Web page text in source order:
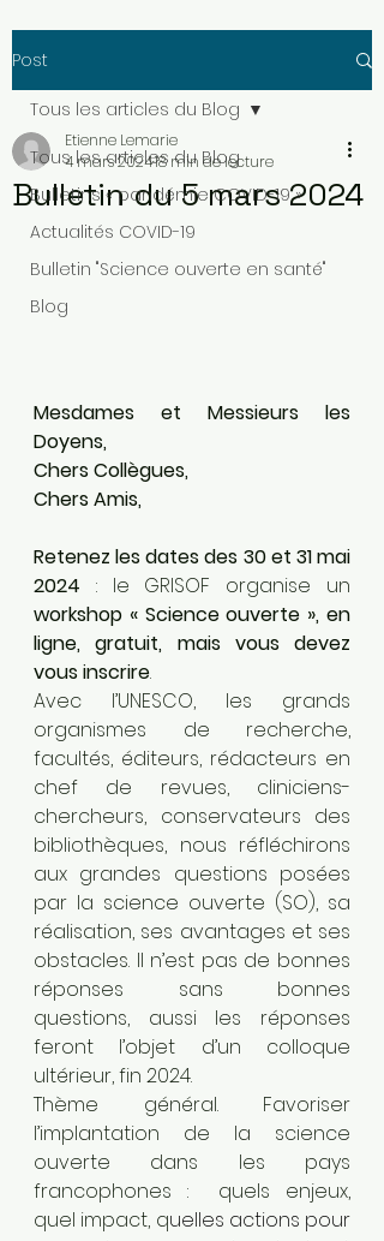
Post
Tous les articles du Blog
Bulletins « pandémie COVID-19 »
Actualités COVID-19
Bulletin "Science ouverte en santé"
Blog
Tous les articles du Blog
Bulletin du 5 mars 2024
Etienne Lemarie
4 mars 202418 min de lecture
Mesdames et Messieurs les
Doyens,
Chers Collègues,
Chers Amis,
Retenez les dates des 30 et 31 mai
2024
workshop « Science ouverte », en
ligne, gratuit, mais vous devez
vous inscrire.
Avec l’UNESCO, les grands
organismes de recherche,
facultés, éditeurs, rédacteurs en
chef de revues, cliniciens-
chercheurs, conservateurs des
bibliothèques, nous réfléchirons
aux grandes questions posées
par la science ouverte (SO), sa
réalisation, ses avantages et ses
obstacles. Il n’est pas de bonnes
réponses sans bonnes
questions, aussi les réponses
feront l’objet d’un colloque
ultérieur, fin 2024.
Thème général. Favoriser
l’implantation de la science
ouverte dans les pays
francophones :  quels enjeux,
quel impact, quelles actions pour